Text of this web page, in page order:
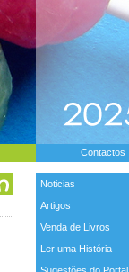
Contactos
Noticias
Artigos
Venda de Livros
Ler uma História